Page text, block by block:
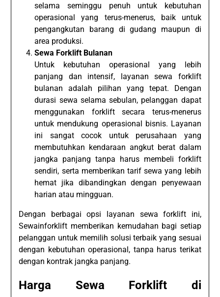
selama seminggu penuh untuk kebutuhan
operasional yang terus-menerus, baik untuk
pengangkutan barang di gudang maupun di
area produksi.
Sewa Forklift Bulanan
Untuk kebutuhan operasional yang lebih
panjang dan intensif, layanan sewa forklift
bulanan adalah pilihan yang tepat. Dengan
durasi sewa selama sebulan, pelanggan dapat
menggunakan forklift secara terus-menerus
untuk mendukung operasional bisnis. Layanan
ini sangat cocok untuk perusahaan yang
membutuhkan kendaraan angkut berat dalam
jangka panjang tanpa harus membeli forklift
sendiri, serta memberikan tarif sewa yang lebih
hemat jika dibandingkan dengan penyewaan
harian atau mingguan.
Dengan berbagai opsi layanan sewa forklift ini,
Sewainforklift memberikan kemudahan bagi setiap
pelanggan untuk memilih solusi terbaik yang sesuai
dengan kebutuhan operasional, tanpa harus terikat
dengan kontrak jangka panjang.
Harga Sewa Forklift di